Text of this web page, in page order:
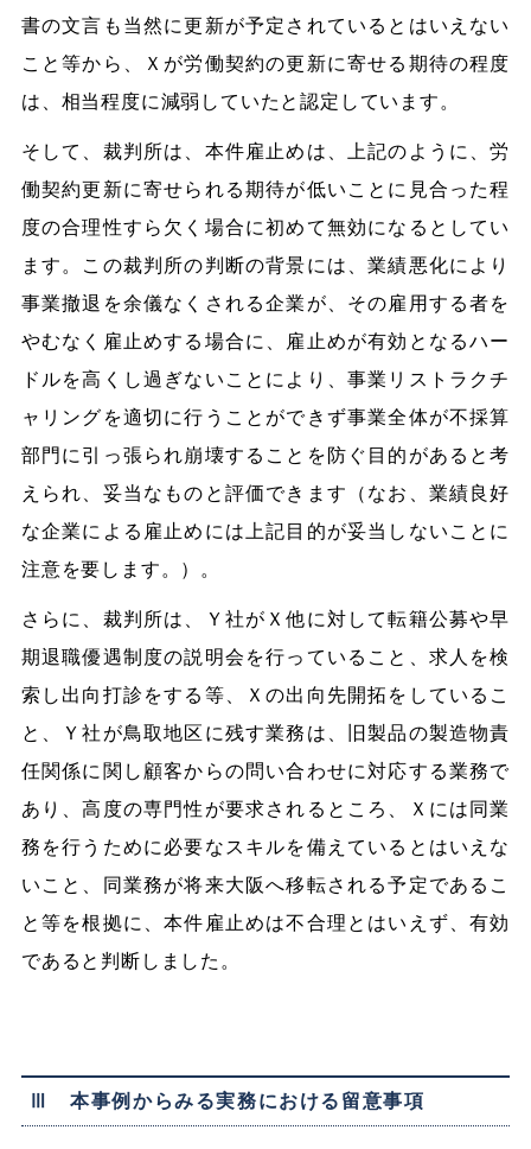
書の文言も当然に更新が予定されているとはいえない
こと等から、Ｘが労働契約の更新に寄せる期待の程度
は、相当程度に減弱していたと認定しています。
そして、裁判所は、本件雇止めは、上記のように、労
働契約更新に寄せられる期待が低いことに見合った程
度の合理性すら欠く場合に初めて無効になるとしてい
ます。この裁判所の判断の背景には、業績悪化により
事業撤退を余儀なくされる企業が、その雇用する者を
やむなく雇止めする場合に、雇止めが有効となるハー
ドルを高くし過ぎないことにより、事業リストラクチ
ャリングを適切に行うことができず事業全体が不採算
部門に引っ張られ崩壊することを防ぐ目的があると考
えられ、妥当なものと評価できます（なお、業績良好
な企業による雇止めには上記目的が妥当しないことに
注意を要します。）。
さらに、裁判所は、Ｙ社がＸ他に対して転籍公募や早
期退職優遇制度の説明会を行っていること、求人を検
索し出向打診をする等、Ｘの出向先開拓をしているこ
と、Ｙ社が鳥取地区に残す業務は、旧製品の製造物責
任関係に関し顧客からの問い合わせに対応する業務で
あり、高度の専門性が要求されるところ、Ｘには同業
務を行うために必要なスキルを備えているとはいえな
いこと、同業務が将来大阪へ移転される予定であるこ
と等を根拠に、本件雇止めは不合理とはいえず、有効
であると判断しました。
Ⅲ 本事例からみる実務における留意事項